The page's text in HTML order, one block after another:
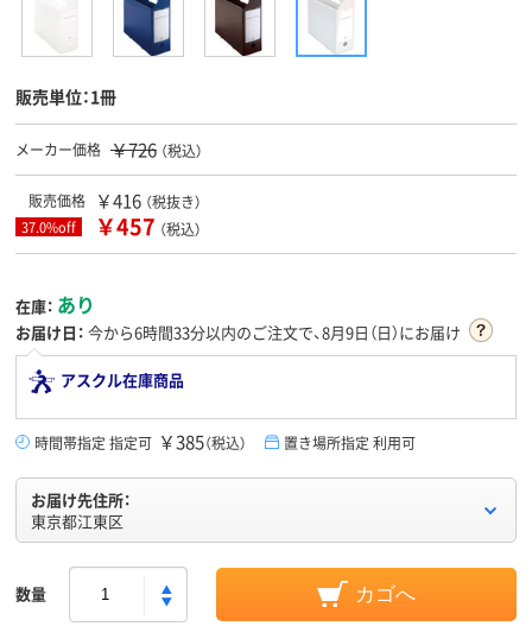
販売単位：1冊
メーカー価格 ￥726 （税込）
販売価格 ￥416 （税抜き）
37.0%off ￥457 （税込）
在庫： あり
お届け日： 今から6時間33分以内のご注文で、8月9日（日）にお届け
アスクル在庫商品
時間帯指定 指定可 ￥385（税込） 置き場所指定 利用可
お届け先住所：
東京都江東区
数量 カゴへ